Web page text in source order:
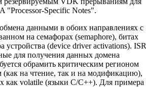
"Processor-Specific Notes".
данными в обоих направлениях с
на семафорах (semaphore), битах
устройства (device driver activations). ISR
для получения данных домена
обрамить критическим регионом
на чтение, так и на модификацию),
как volatile (языки C/C++). Для примера